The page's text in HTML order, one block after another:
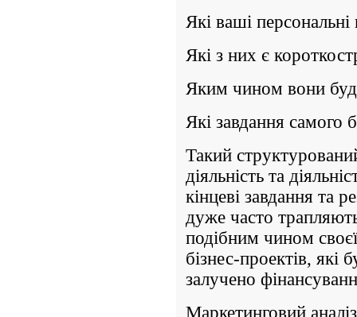
Які ваші персональні
Які з них є
Яким чином вони
Які завдання самого
Такий
діяльність та
кінцеві завдання та
дуже часто
подібним чином
бізнес-проектів, які
залучено
Маркетинговий аналіз